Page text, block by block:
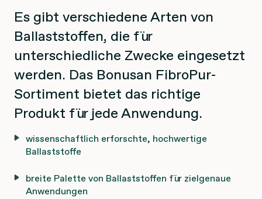
Es gibt verschiedene Arten von
Ballaststoffen, die für
unterschiedliche Zwecke eingesetzt
werden. Das Bonusan FibroPur-
Sortiment bietet das richtige
Produkt für jede Anwendung.
wissenschaftlich erforschte, hochwertige
Ballaststoffe
breite Palette von Ballaststoffen für zielgenaue
Anwendungen